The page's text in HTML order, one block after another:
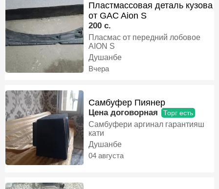
Пластмассовая деталь кузова
от GAC Aion S
200 c.
Пласмас от передний лобовое
AION S
Душанбе
Вчера
Самбуфер Пиянер
Цена договорная Торг есть
Самбуфери аргинал гарантияш
кати
Душанбе
04 августа